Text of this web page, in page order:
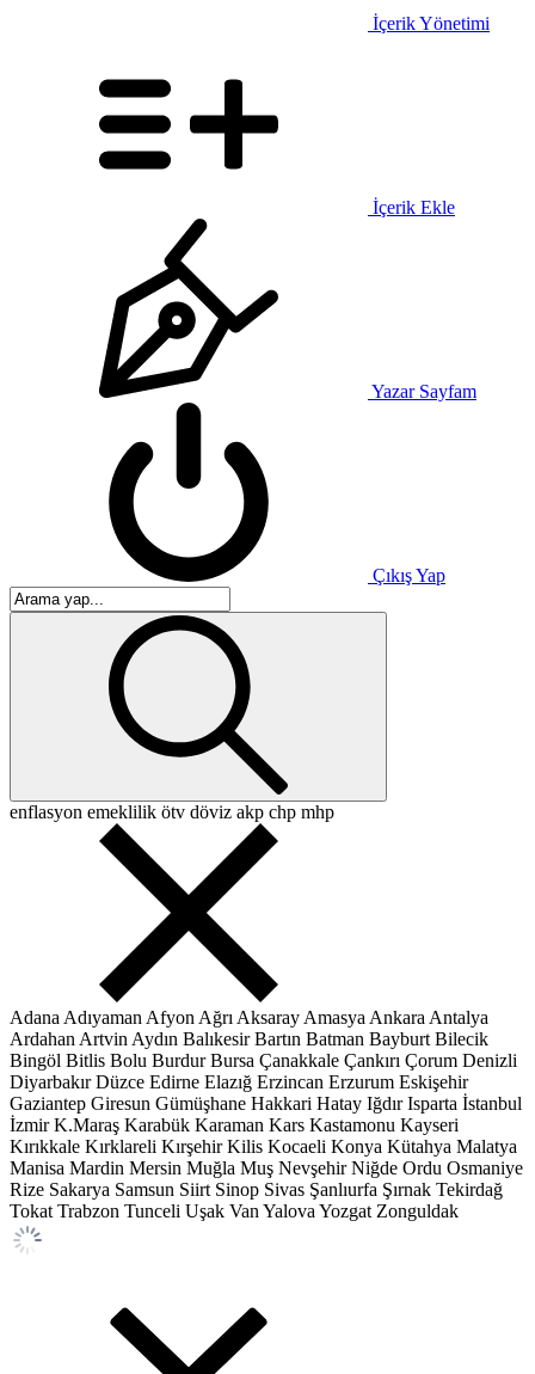
İçerik Yönetimi
İçerik Ekle
Yazar Sayfam
Çıkış Yap
enflasyon emeklilik ötv döviz akp chp mhp
Adana Adıyaman Afyon Ağrı Aksaray Amasya Ankara Antalya
Ardahan Artvin Aydın Balıkesir Bartın Batman Bayburt Bilecik
Bingöl Bitlis Bolu Burdur Bursa Çanakkale Çankırı Çorum Denizli
Diyarbakır Düzce Edirne Elazığ Erzincan Erzurum Eskişehir
Gaziantep Giresun Gümüşhane Hakkari Hatay Iğdır Isparta İstanbul
İzmir K.Maraş Karabük Karaman Kars Kastamonu Kayseri
Kırıkkale Kırklareli Kırşehir Kilis Kocaeli Konya Kütahya Malatya
Manisa Mardin Mersin Muğla Muş Nevşehir Niğde Ordu Osmaniye
Rize Sakarya Samsun Siirt Sinop Sivas Şanlıurfa Şırnak Tekirdağ
Tokat Trabzon Tunceli Uşak Van Yalova Yozgat Zonguldak